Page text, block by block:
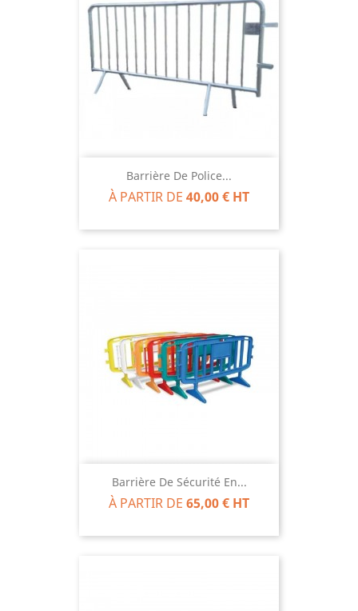
Barrière De Police...
À PARTIR DE 40,00 € HT
Barrière De Sécurité En...
À PARTIR DE 65,00 € HT